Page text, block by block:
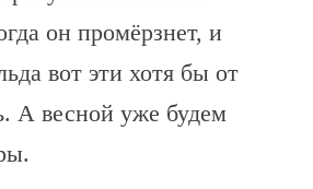
он промёрзнет, и
вот эти хотя бы от
А весной уже будем